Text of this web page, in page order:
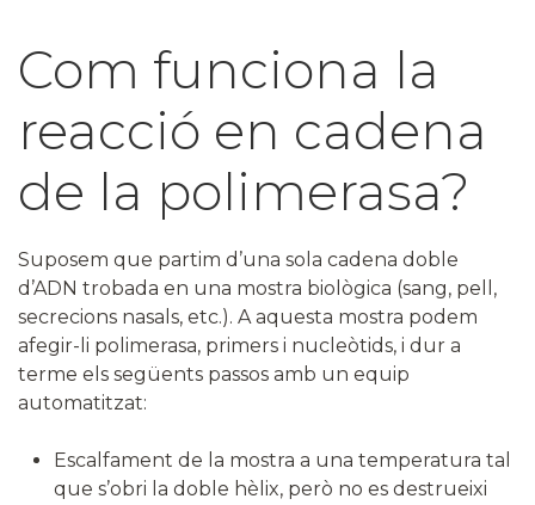
Com funciona la
reacció en cadena
de la polimerasa?
Suposem que partim d’una sola cadena doble
d’ADN trobada en una mostra biològica (sang, pell,
secrecions nasals, etc.). A aquesta mostra podem
afegir-li polimerasa, primers i nucleòtids, i dur a
terme els següents passos amb un equip
automatitzat:
Escalfament de la mostra a una temperatura tal
que s’obri la doble hèlix, però no es destrueixi